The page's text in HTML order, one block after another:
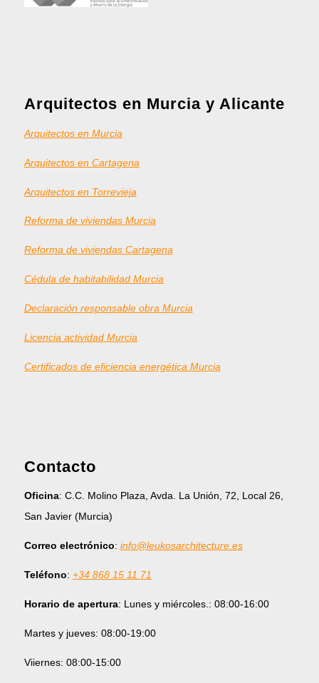
Arquitectos en Murcia y Alicante
Arquitectos en Murcia
Arquitectos en Cartagena
Arquitectos en Torrevieja
Reforma de viviendas Murcia
Reforma de viviendas Cartagena
Cédula de habitabilidad Murcia
Declaración responsable obra Murcia
Licencia actividad Murcia
Certificados de eficiencia energética Murcia
Contacto
Oficina: C.C. Molino Plaza, Avda. La Unión, 72, Local 26,
San Javier (Murcia)
Correo electrónico: info@leukosarchitecture.es
Teléfono: +34 868 15 11 71
Horario de apertura: Lunes y miércoles.: 08:00-16:00
Martes y jueves: 08:00-19:00
Viiernes: 08:00-15:00